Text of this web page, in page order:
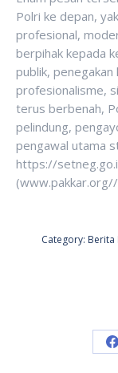
Polri ke depan,
profesional,
berpihak kepada
publik, penegakan
profesionalisme,
terus berbenah,
pelindung,
pengawal utama
https://
Category: Berita